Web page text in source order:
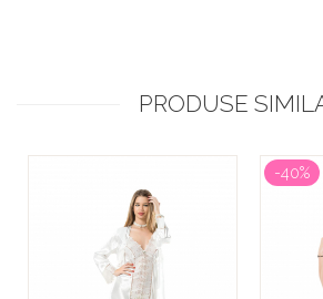
PRODUSE
-40%